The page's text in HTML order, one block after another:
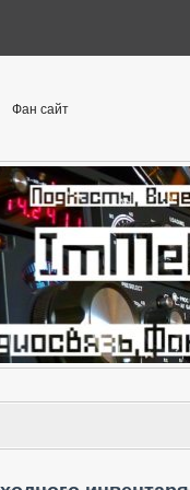
Фан сайт